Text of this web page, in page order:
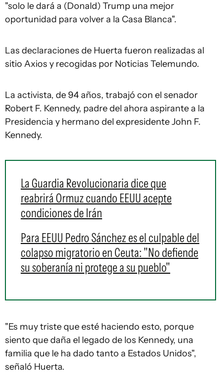
"solo le dará a (Donald) Trump una mejor
oportunidad para volver a la Casa Blanca".
Las declaraciones de Huerta fueron realizadas al
sitio Axios y recogidas por Noticias Telemundo.
La activista, de 94 años, trabajó con el senador
Robert F. Kennedy, padre del ahora aspirante a la
Presidencia y hermano del expresidente John F.
Kennedy.
La Guardia Revolucionaria dice que
reabrirá Ormuz cuando EEUU acepte
condiciones de Irán
Para EEUU Pedro Sánchez es el culpable del
colapso migratorio en Ceuta: "No defiende
su soberanía ni protege a su pueblo"
"Es muy triste que esté haciendo esto, porque
siento que daña el legado de los Kennedy, una
familia que le ha dado tanto a Estados Unidos",
señaló Huerta.